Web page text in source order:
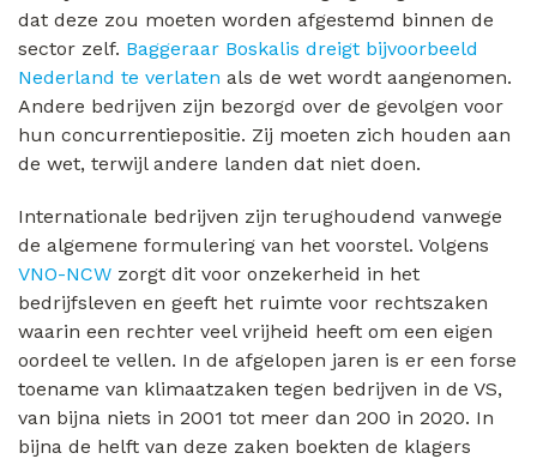
dat deze zou moeten worden afgestemd binnen de
sector zelf. Baggeraar Boskalis dreigt bijvoorbeeld
Nederland te verlaten als de wet wordt aangenomen.
Andere bedrijven zijn bezorgd over de gevolgen voor
hun concurrentiepositie. Zij moeten zich houden aan
de wet, terwijl andere landen dat niet doen.
Internationale bedrijven zijn terughoudend vanwege
de algemene formulering van het voorstel. Volgens
VNO-NCW zorgt dit voor onzekerheid in het
bedrijfsleven en geeft het ruimte voor rechtszaken
waarin een rechter veel vrijheid heeft om een eigen
oordeel te vellen. In de afgelopen jaren is er een forse
toename van klimaatzaken tegen bedrijven in de VS,
van bijna niets in 2001 tot meer dan 200 in 2020. In
bijna de helft van deze zaken boekten de klagers